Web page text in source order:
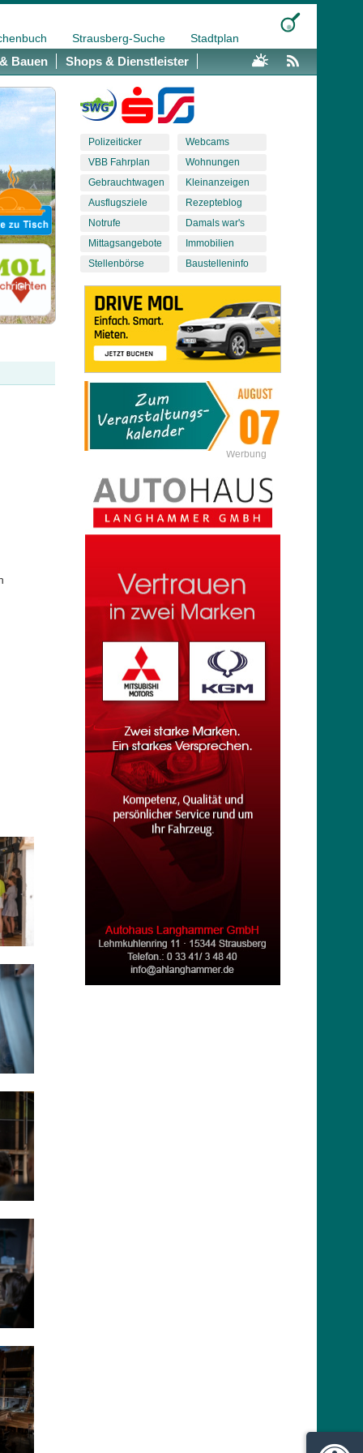
Strausberg-Suche Stadtplan
Bauen Shops & Dienstleister
Polizeiticker
VBB Fahrplan
Gebrauchtwagen
Ausflugsziele
Notrufe
Mittagsangebote
Stellenbörse
Webcams
Wohnungen
Kleinanzeigen
Rezepteblog
Damals war's
Immobilien
Baustelleninfo
Werbung